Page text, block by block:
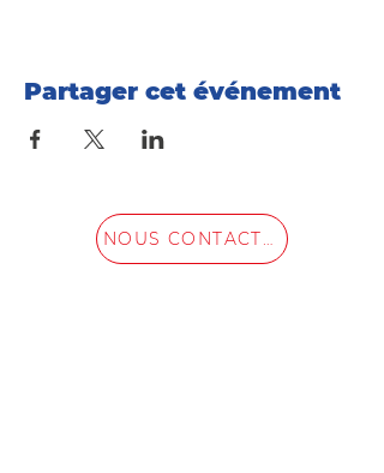
Partager cet événement
NOUS CONTACTER